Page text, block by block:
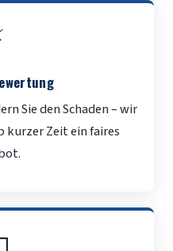
Sie den Schaden – wir
kurzer Zeit ein faires